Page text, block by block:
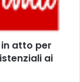
atto per
ai